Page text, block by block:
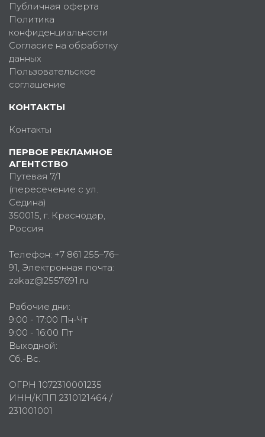
Публичная оферта
Политика
конфиденциальности
Согласие на обработку
данных
Пользовательское
соглашение
КОНТАКТЫ
Контакты
ПЕРВОЕ РЕКЛАМНОЕ
АГЕНТСТВО
Путевая 7/1
(пересечение с ул.
Седина)
350015, г. Краснодар,
Россия
Телефон: +7 861 255–76–
91, Электронная почта:
zakaz@2557691.ru
Рабочие дни:
9:00 - 17:00 Пн-Чт
9:00 - 16:00 Пт
Выходной:
Сб.-Вс.
ОГРН 1072310001235
ИНН/КПП 2310121464 /
231001001